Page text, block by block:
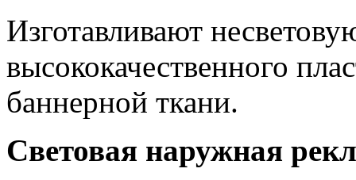
Изготавливают
высококачественного
баннерной ткани.
Световая наружная